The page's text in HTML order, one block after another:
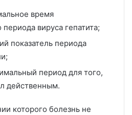
время
вируса гепатита;
показатель периода
период для того,
действенным.
которого болезнь не